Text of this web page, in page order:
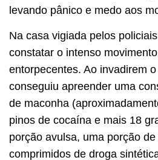
levando pânico e medo aos
Na casa vigiada pelos
constatar o intenso
entorpecentes. Ao invadirem
conseguiu apreender uma
de maconha
pinos de cocaína e mais 18
porção avulsa, uma porção
comprimidos de droga